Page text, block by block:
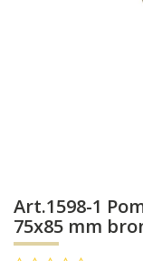
Art.1598-1
75x85 mm